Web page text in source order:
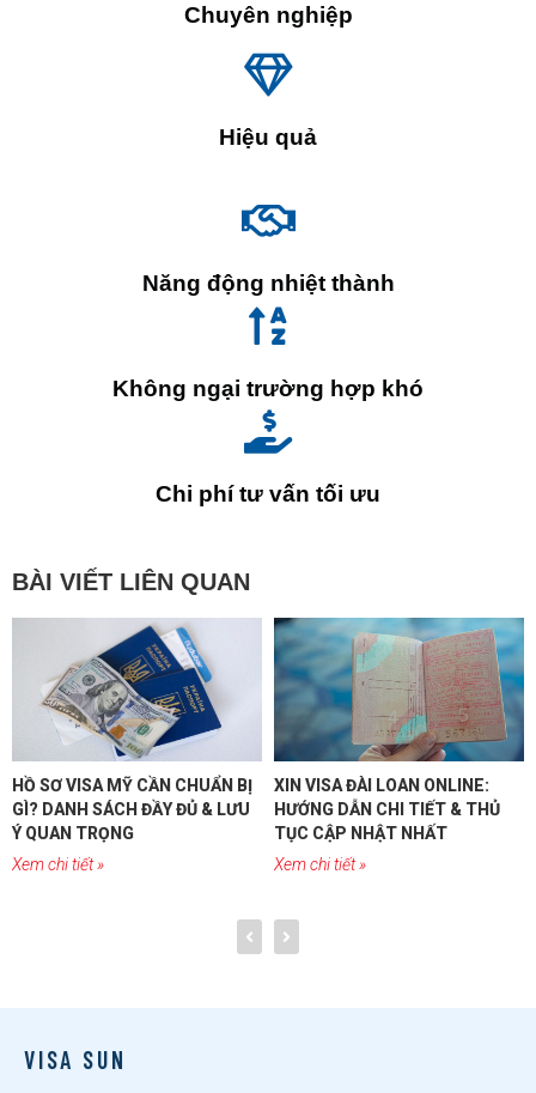
Chuyên nghiệp
Hiệu quả
Năng động nhiệt thành
Không ngại trường hợp khó
Chi phí tư vấn tối ưu
BÀI VIẾT LIÊN QUAN
HỒ SƠ VISA MỸ CẦN CHUẨN BỊ
GÌ? DANH SÁCH ĐẦY ĐỦ & LƯU
Ý QUAN TRỌNG
Xem chi tiết »
XIN VISA ĐÀI LOAN ONLINE:
HƯỚNG DẪN CHI TIẾT & THỦ
TỤC CẬP NHẬT NHẤT
Xem chi tiết »
VISA SUN